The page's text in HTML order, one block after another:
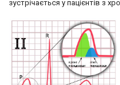
зустрічається у пацієнтів з